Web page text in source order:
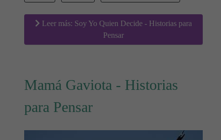
Leer más: Soy Yo Quien Decide - Historias para
Pensar
Mamá Gaviota - Historias
para Pensar